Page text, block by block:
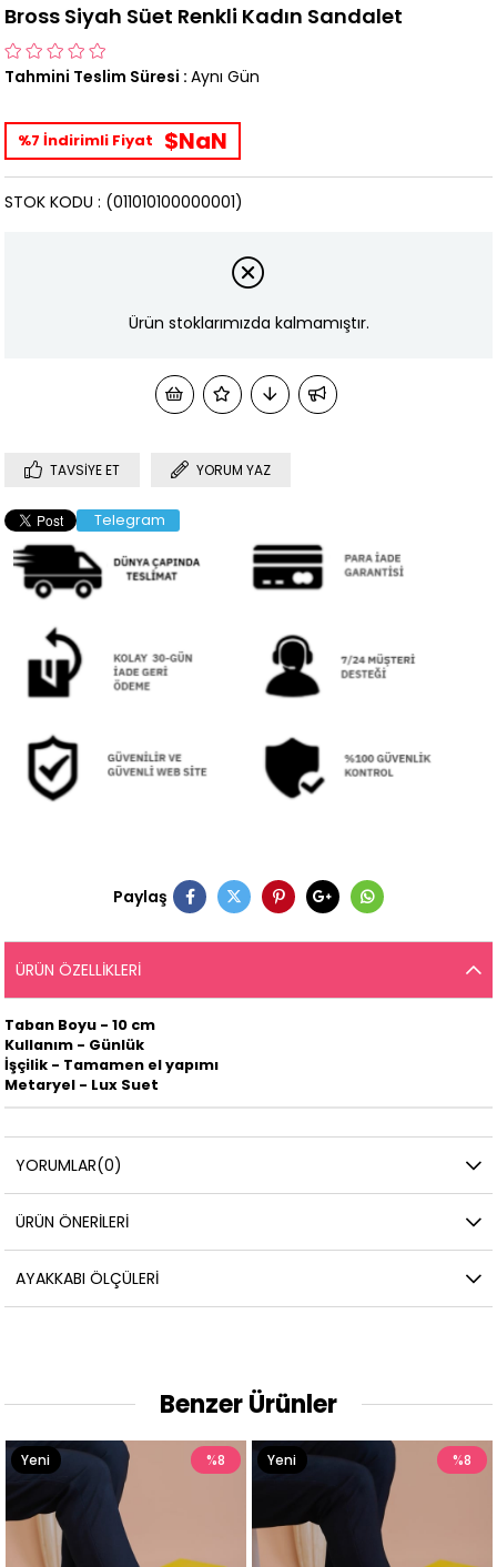
Bross Siyah Süet Renkli Kadın Sandalet
Tahmini Teslim Süresi : Aynı Gün
%7 İndirimli Fiyat $NaN
(011010100000001)
STOK KODU
Ürün stoklarımızda kalmamıştır.
TAVSIYE ET YORUM YAZ
Telegram
Paylaş
ÜRÜN ÖZELLIKLERI
Taban Boyu - 10 cm
Kullanım - Günlük
İşçilik - Tamamen el yapımı
Metaryel - Lux Suet
YORUMLAR(0)
ÜRÜN ÖNERILERI
AYAKKABI ÖLÇÜLERI
Benzer Ürünler
%8
Yeni
Ürün
%8
Yeni